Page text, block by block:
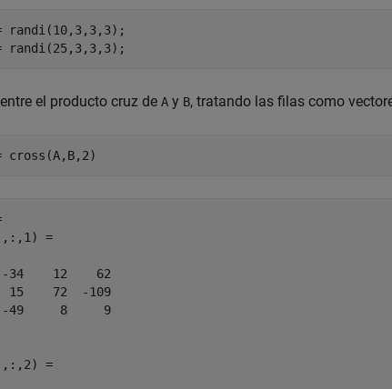
randi(10,3,3,3);
randi(25,3,3,3);
el producto cruz de A y B, tratando las filas como
cross(A,B,2)
=
34    12    62
15    72  -109
49     8     9
=